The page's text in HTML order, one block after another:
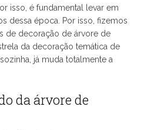
isso, é fundamental levar em
dessa época. Por isso, fizemos
de decoração de árvore de
da decoração temática de
já muda totalmente a
da árvore de